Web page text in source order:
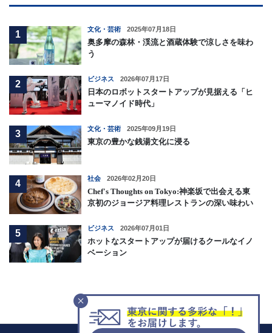
1
文化・芸術 2025年07月18日
奥多摩の森林・渓流と酒蔵体験で涼しさを味わ
う
2
ビジネス 2026年07月17日
日本のロボットスタートアップが見据える「ヒ
ューマノイド時代」
3
文化・芸術 2025年09月19日
東京の豊かな銭湯文化に浸る
4
社会 2026年02月20日
Chef's Thoughts on Tokyo:神楽坂で出会える東
京初のジョージア料理レストランの深い味わい
5
ビジネス 2026年07月01日
ホットなスタートアップが届けるクールなイノ
ベーション